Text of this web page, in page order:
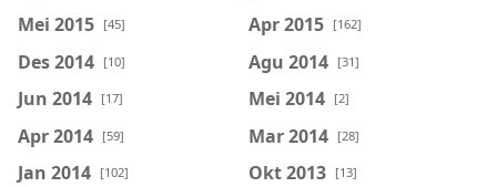
Mei 2015 [45] Apr 2015 [162]
Des 2014 [10] Agu 2014 [31]
Jun 2014 [17] Mei 2014 [2]
Apr 2014 [59] Mar 2014 [28]
Jan 2014 [102] Okt 2013 [13]